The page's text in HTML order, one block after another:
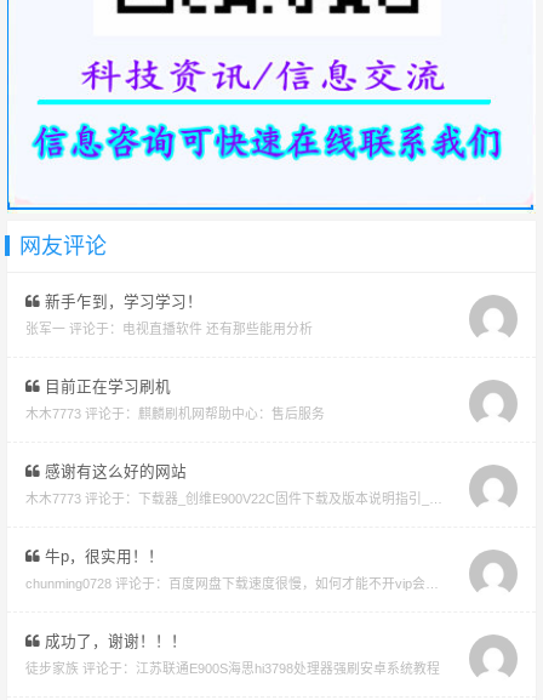
网友评论
新手乍到，学习学习！
张军一 评论于： 电视直播软件 还有那些能用分析
目前正在学习刷机
木木7773 评论于： 麒麟刷机网帮助中心：售后服务
感谢有这么好的网站
木木7773 评论于： 下载器_创维E900V22C固件下载及版本说明指引_看好在下载避免刷成砖
牛p，很实用！！
chunming0728 评论于： 百度网盘下载速度很慢，如何才能不开vip会员就能享受高速下载的教程
成功了，谢谢！！！
徒步家族 评论于： 江苏联通E900S海思hi3798处理器强刷安卓系统教程